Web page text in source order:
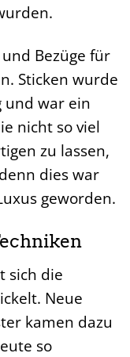
Bezüge für
Sticken wurde
und war ein
nicht so viel
zu lassen,
dies war
geworden.
sich die
Neue
kamen dazu
so